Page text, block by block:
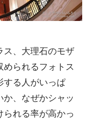
ス、大理石のモザ
められるフォトス
する人がいっぱ
、なぜかシャッ
られる率が高かっ